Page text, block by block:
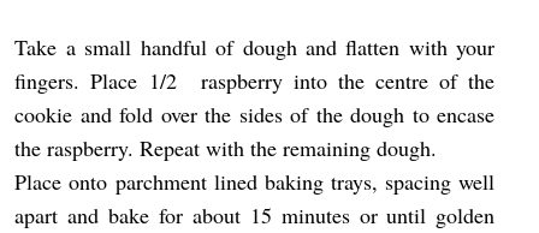
Take a small handful of dough and flatten with your
fingers. Place 1/2 raspberry into the centre of the
cookie and fold over the sides of the dough to encase
the raspberry. Repeat with the remaining dough.
Place onto parchment lined baking trays, spacing well
apart and bake for about 15 minutes or until golden